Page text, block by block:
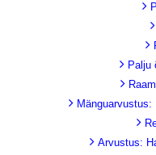
Palju
Arvustus: